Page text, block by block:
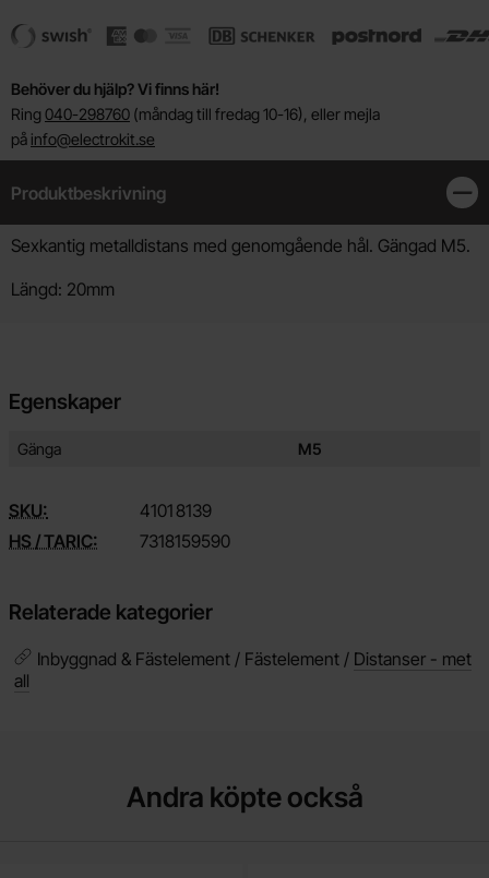
Behöver du hjälp? Vi finns här!
Ring 040-298760 (måndag till fredag 10-16), eller mejla
på info@electrokit.se
Produktbeskrivning
Produktbeskrivning
Sexkantig metalldistans med genomgående hål. Gängad M5.
Längd: 20mm
Egenskaper
Egenskaper/attribut för denna produkt
Attribut
Gänga M5
SKU: 4101 8139
HS / TARIC:
7318159590
Relaterade kategorier
Inbyggnad & Fästelement / Fästelement / Distanser - met
all
Andra köpte också